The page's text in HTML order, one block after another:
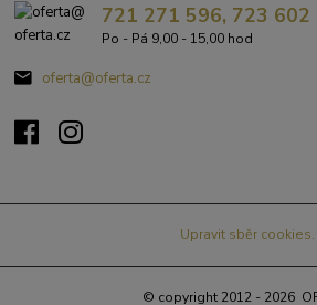
721 271 596, 723 602
Po - Pá 9,00 - 15,00 hod
oferta@oferta.cz
Upravit sběr cookies.
© copyright 2012 - 2026